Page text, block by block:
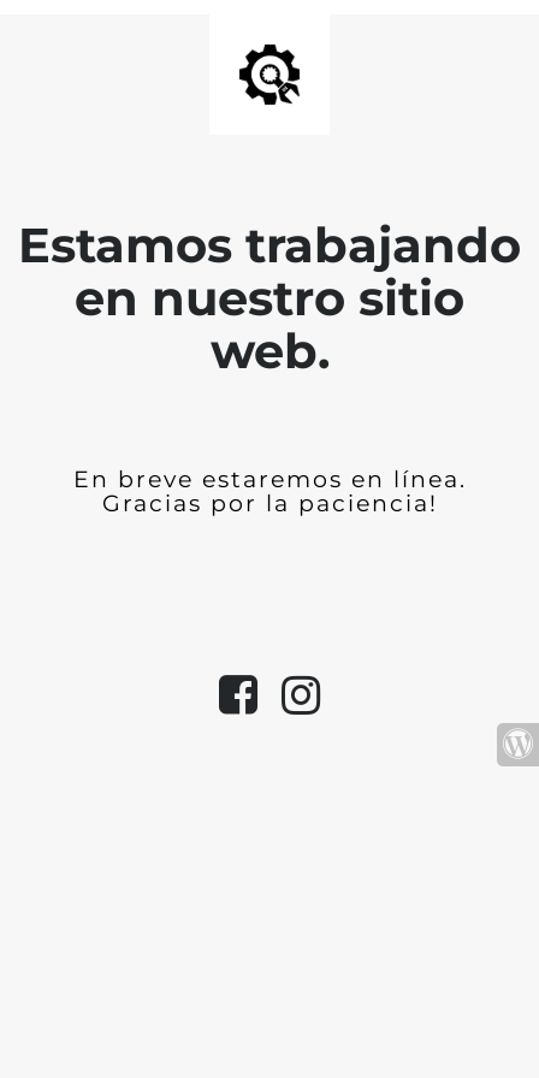
Estamos trabajando
en nuestro sitio
web.
En breve estaremos en línea.
Gracias por la paciencia!